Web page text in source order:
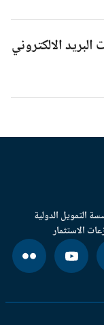
الالكتروني
الدولية
الاستثمار